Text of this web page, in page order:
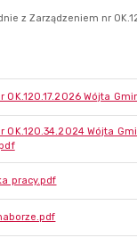
OK.120.17.2026 Wójta
OK.120.34.2024 Wójta
pracy.pdf